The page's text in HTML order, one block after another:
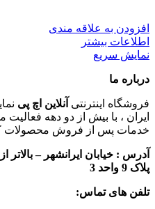
افزودن به علاقه مندی
اطلاعات بیشتر
نمایش سریع
درباره ما
فروشگاه اینترنتی آنلاین اچ پی
ایران ، با بیش از دو دهه
خدمات پس از فروش محصولات
آدرس : خیابان ایرانشهر –
پلاک 9 واحد 3
تلفن های تماس: